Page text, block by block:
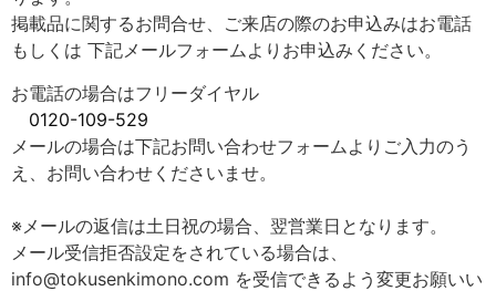
掲載品に関するお問合せ、ご来店の際のお申込みはお電話
もしくは 下記メールフォームよりお申込みください。
お電話の場合はフリーダイヤル
0120-109-529
メールの場合は下記お問い合わせフォームよりご入力のう
え、お問い合わせくださいませ。
※メールの返信は土日祝の場合、翌営業日となります。
メール受信拒否設定をされている場合は、
info@tokusenkimono.com を受信できるよう変更お願いい